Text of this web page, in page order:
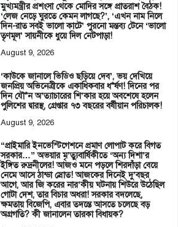
মুখ্যমন্ত্রীর প্রশংসা থেকে মোদির সঙ্গে প্রাতরাশ বৈঠক!
‘লেজ নেড়ে ঘুরতে কেমন লাগছে?’, ‘এখন নাম নিলে
দিন-রাত সবই ভালো কাটে’ পুরনো মন্তব্য টেনে ‘ভালো
তৃণমূল’ সায়নীকে ধুয়ে দিল নেটপাড়া!
August 9, 2026
‘কাউকে জানালে ভিডিও ছড়িয়ে দেব’, ভয় দেখিয়ে
জনপ্রিয় অভিনেত্রীকে একাধিকবার ধ*র্ষণ! দিনের পর
দিন যৌ*ন অ’ত্যাচারের শি’কার হয়ে অবশেষে হলেন
পুলিশের দ্বারস্থ, গ্রেপ্তার ৭৩ বছরের বর্ষীয়ান পরিচালক!
August 9, 2026
“প্রাইমারি ইনভেস্টিগেশনে প্রমাণ লোপাট করে বিগত
সরকার…” অভয়ার মৃ’ত্যুবার্ষিকীতে ‘অন্য দিশা’র
ইঙ্গিত রুদ্রনীলের! আজও মনে পড়লে শিরদাঁড়া বেয়ে
নেমে আসে ঠান্ডা স্রোত! আজকের দিনেই দু’বছর
আগে, আর জি করের নার’কীয় ঘটনায় শিউরে উঠেছিল
গোটা দেশ, তার বিচার অধরা! সরকার বদলেছে,
ক্ষমতায় বিজেপি, এবার তদন্তে আসতে চলেছে বড়
অগ্রগতি? কী জানালেন তারকা বিধায়ক?